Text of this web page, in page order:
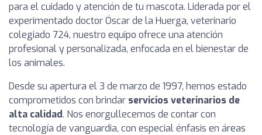
para el cuidado y atención de tu mascota. Liderada por el
experimentado doctor Óscar de la Huerga, veterinario
colegiado 724, nuestro equipo ofrece una atención
profesional y personalizada, enfocada en el bienestar de
los animales.
Desde su apertura el 3 de marzo de 1997, hemos estado
comprometidos con brindar servicios veterinarios de
alta calidad. Nos enorgullecemos de contar con
tecnología de vanguardia, con especial énfasis en áreas